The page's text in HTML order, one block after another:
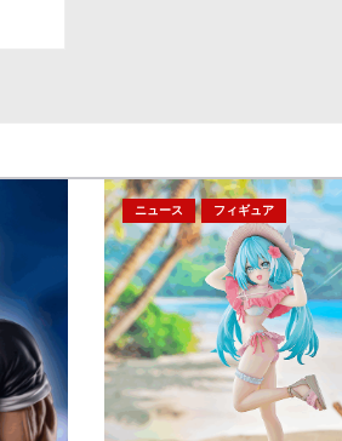
ニュース フィギュア